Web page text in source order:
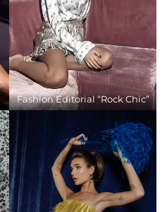
Fashion Editorial “Rock Chic”